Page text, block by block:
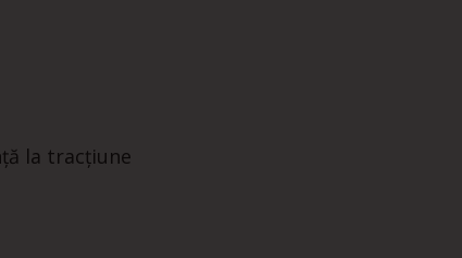
la tracțiune